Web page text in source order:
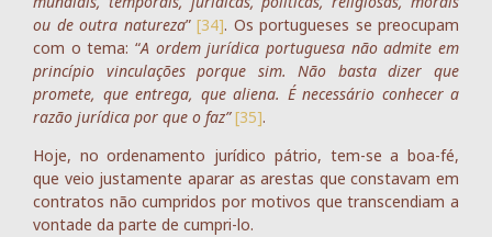
ou de outra natureza” [34]. Os portugueses se preocupam
com o tema: “A ordem jurídica portuguesa não admite em
princípio vinculações porque sim. Não basta dizer que
promete, que entrega, que aliena. É necessário conhecer a
razão jurídica por que o faz” [35].
Hoje, no ordenamento jurídico pátrio, tem-se a boa-fé,
que veio justamente aparar as arestas que constavam em
contratos não cumpridos por motivos que transcendiam a
vontade da parte de cumpri-lo.